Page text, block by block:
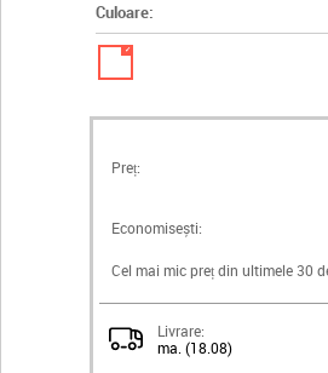
Culoare:
✓
Preț:
Economisești:
Cel mai mic preț din ultimele 30
Livrare:
ma. (18.08)